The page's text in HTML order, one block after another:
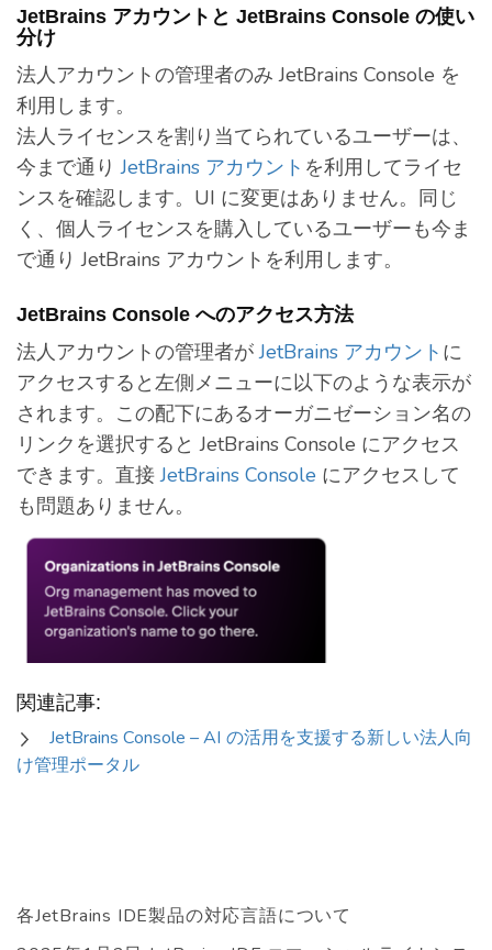
JetBrains アカウントと JetBrains Console の使い
分け
法人アカウントの管理者のみ JetBrains Console を
利用します。
法人ライセンスを割り当てられているユーザーは、
今まで通りJetBrains アカウント を利用してライセ
ンスを確認します。UI に変更はありません。同じ
く、個人ライセンスを購入しているユーザーも今ま
で通り JetBrains アカウントを利用します。
JetBrains Console へのアクセス方法
法人アカウントの管理者がJetBrains アカウント に
アクセスすると左側メニューに以下のような表示が
されます。この配下にあるオーガニゼーション名の
リンクを選択すると JetBrains Console にアクセス
できます。直接JetBrains Console にアクセスして
も問題ありません。
関連記事:
JetBrains Console – AI の活用を支援する新しい法人向
け管理ポータル
各JetBrains IDE製品の対応言語について